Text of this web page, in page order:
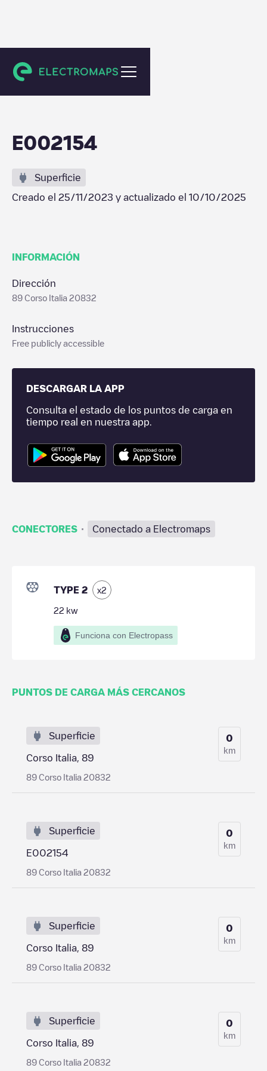
Desio
E002154
Superficie
Creado el 25/11/2023 y actualizado el 10/10/2025
INFORMACIÓN
Dirección
89 Corso Italia 20832
Instrucciones
Free publicly accessible
DESCARGAR LA APP
Consulta el estado de los puntos de carga en
tiempo real en nuestra app.
CONECTORES · Conectado a Electromaps
TYPE 2 x2
22 kw
Funciona con Electropass
PUNTOS DE CARGA MÁS CERCANOS
Superficie
Corso Italia, 89
89 Corso Italia 20832
0
km
Superficie
E002154
89 Corso Italia 20832
0
km
Superficie
Corso Italia, 89
89 Corso Italia 20832
0
km
Superficie
Corso Italia, 89
89 Corso Italia 20832
0
km